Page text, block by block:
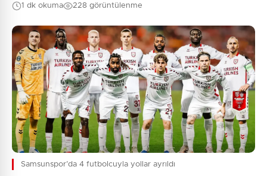
1 dk okuma 228 görüntülenme
Samsunspor’da 4 futbolcuyla yollar ayrıldı